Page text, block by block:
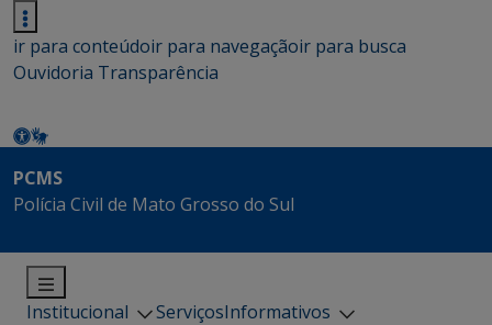
ir para conteúdoir para navegaçãoir para busca
Ouvidoria Transparência
PCMS
Polícia Civil de Mato Grosso do Sul
Institucional ServiçosInformativos